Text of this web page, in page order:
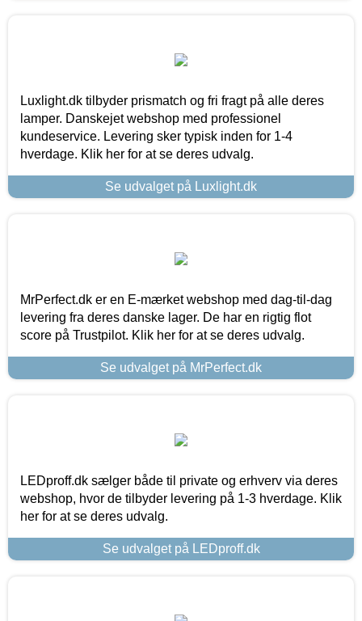
Luxlight.dk tilbyder prismatch og fri fragt på alle deres
lamper. Danskejet webshop med professionel
kundeservice. Levering sker typisk inden for 1-4
hverdage. Klik her for at se deres udvalg.
Se udvalget på Luxlight.dk
MrPerfect.dk er en E-mærket webshop med dag-til-dag
levering fra deres danske lager. De har en rigtig flot
score på Trustpilot. Klik her for at se deres udvalg.
Se udvalget på MrPerfect.dk
LEDproff.dk sælger både til private og erhverv via deres
webshop, hvor de tilbyder levering på 1-3 hverdage. Klik
her for at se deres udvalg.
Se udvalget på LEDproff.dk